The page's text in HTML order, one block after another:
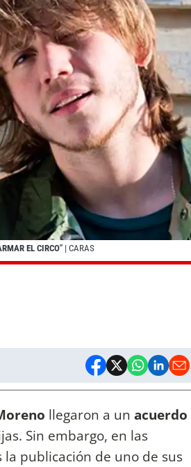
EL CIRCO" | CARAS
llegaron a un acuerdo
Sin embargo, en las
publicación de uno de sus